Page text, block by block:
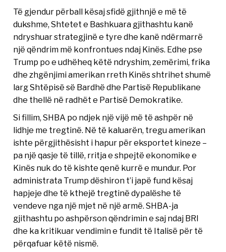
Të gjendur përball kësaj sfidë gjithnjë e më të
dukshme, Shtetet e Bashkuara gjithashtu kanë
ndryshuar strategjinë e tyre dhe kanë ndërmarrë
një qëndrim më konfrontues ndaj Kinës. Edhe pse
Trump po e udhëheq këtë ndryshim, zemërimi, frika
dhe zhgënjimi amerikan rreth Kinës shtrihet shumë
larg Shtëpisë së Bardhë dhe Partisë Republikane
dhe thellë në radhët e Partisë Demokratike.
Si fillim, SHBA po ndjek një vijë më të ashpër në
lidhje me tregtinë. Në të kaluarën, tregu amerikan
ishte përgjithësisht i hapur për eksportet kineze –
pa një qasje të tillë, rritja e shpejtë ekonomike e
Kinës nuk do të kishte qenë kurrë e mundur. Por
administrata Trump dëshiron t’i japë fund kësaj
hapjeje dhe të kthejë tregtinë dypalëshe të
vendeve nga një mjet në një armë. SHBA-ja
gjithashtu po ashpërson qëndrimin e saj ndaj BRI
dhe ka kritikuar vendimin e fundit të Italisë për të
përqafuar këtë nismë.